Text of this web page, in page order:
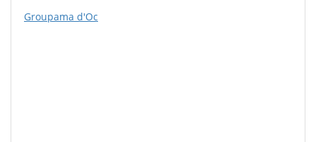
Groupama d'Oc